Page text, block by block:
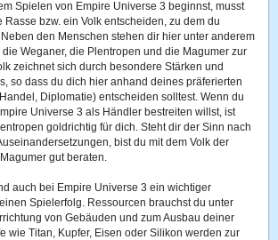
Spielen von Empire Universe 3 beginnst, musst
Rasse bzw. ein Volk entscheiden, zu dem du
den Menschen stehen dir hier unter anderem
Weganer, die Plentropen und die Magumer zur
zeichnet sich durch besondere Stärken und
so dass du dich hier anhand deines präferierten
Diplomatie) entscheiden solltest. Wenn du
Universe 3 als Händler bestreiten willst, ist
goldrichtig für dich. Steht dir der Sinn nach
bist du mit dem Volk der
gut beraten.
auch bei Empire Universe 3 ein wichtiger
Spielerfolg. Ressourcen brauchst du unter
von Gebäuden und zum Ausbau deiner
wie Titan, Kupfer, Eisen oder Silikon werden zur